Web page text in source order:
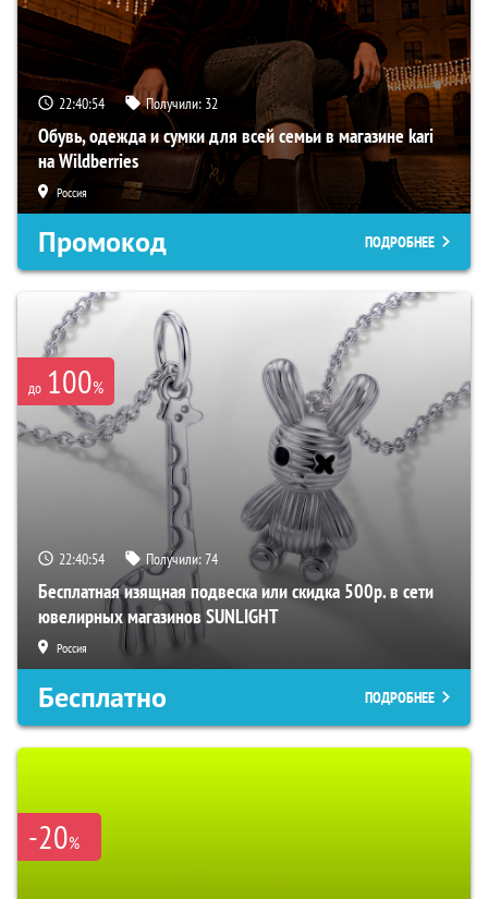
22:40:53 Получили: 32
Обувь, одежда и сумки для всей семьи в магазине kari
на Wildberries
Россия
Промокод ПОДРОБНЕЕ
до 100%
22:40:53 Получили:74
Бесплатная изящная подвеска или скидка 500р. в сети
ювелирных магазинов SUNLIGHT
Россия
Бесплатно ПОДРОБНЕЕ
-20%